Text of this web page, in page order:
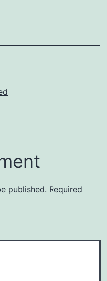
published. Required